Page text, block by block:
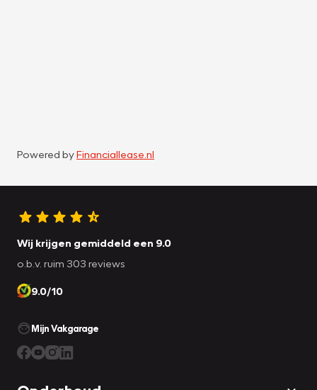
Powered byFinanciallease.nl
Wij krijgen gemiddeld een 9.0
o.b.v. ruim 303 reviews
9.0/10
Mijn Vakgarage